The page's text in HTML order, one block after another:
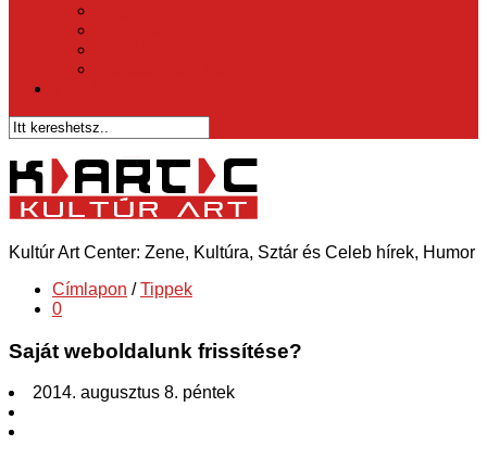
Kultúr Art Center: Zene, Kultúra, Sztár és Celeb hírek, Humor
Címlapon / Tippek
0
Saját weboldalunk frissítése?
2014. augusztus 8. péntek